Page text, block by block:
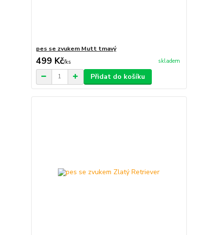
pes se zvukem Mutt tmavý
499 Kč/ks skladem
Přidat do košíku